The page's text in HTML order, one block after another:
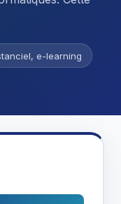
e-learning